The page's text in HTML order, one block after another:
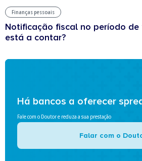
Finanças pessoais
Notificação fiscal no período de
está a contar?
Há bancos a oferecer
Fale com o Doutor e reduza a sua prestação
Falar com o